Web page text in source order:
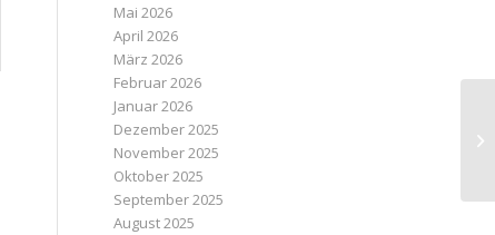
Mai 2026
April 2026
März 2026
Februar 2026
Januar 2026
Dezember 2025
November 2025
Oktober 2025
September 2025
August 2025